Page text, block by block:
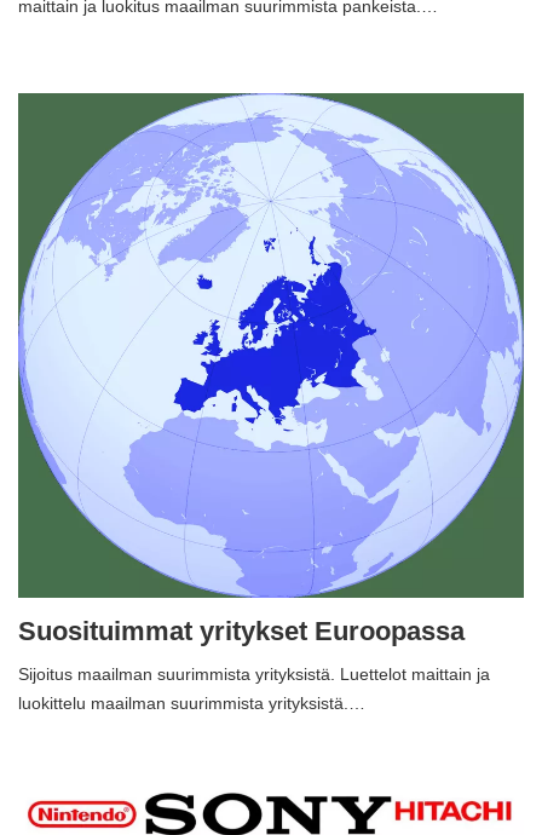
maittain ja luokitus maailman suurimmista pankeista.…
Suosituimmat yritykset Euroopassa
Sijoitus maailman suurimmista yrityksistä. Luettelot maittain ja
luokittelu maailman suurimmista yrityksistä.…